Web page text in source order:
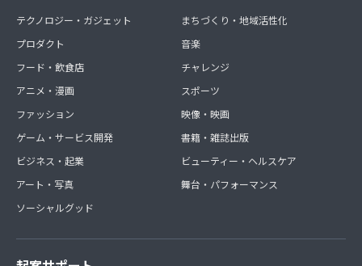
テクノロジー・ガジェット
プロダクト
フード・飲食店
アニメ・漫画
ファッション
ゲーム・サービス開発
ビジネス・起業
アート・写真
ソーシャルグッド
まちづくり・地域活性化
音楽
チャレンジ
スポーツ
映像・映画
書籍・雑誌出版
ビューティー・ヘルスケア
舞台・パフォーマンス